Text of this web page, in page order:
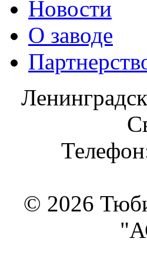
Новости
О заводе
© 2026